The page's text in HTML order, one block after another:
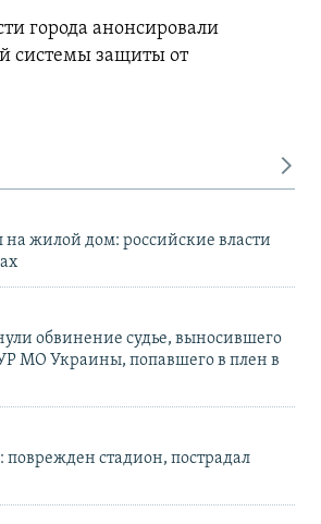
города анонсировали
системы защиты от
на жилой дом: российские власти
обвинение судье, выносившего
МО Украины, попавшего в плен в
поврежден стадион, пострадал